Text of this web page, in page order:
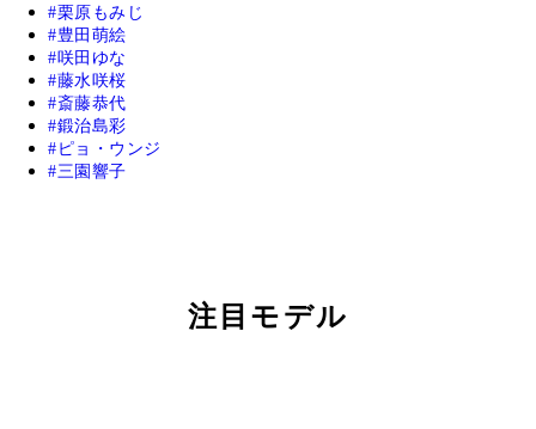
栗原もみじ
豊田萌絵
咲田ゆな
藤水咲桜
斎藤恭代
鍛治島彩
ピョ・ウンジ
三園響子
注目モデル